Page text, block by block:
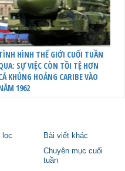
HÌNH THẾ GIỚI CUỐI TUẦN
SỰ VIỆC CÒN TỒI TỆ HƠN
KHỦNG HOẢNG CARIBE VÀO
1962
lọc
Bài viết khác
Chuyên mục cuối
tuần